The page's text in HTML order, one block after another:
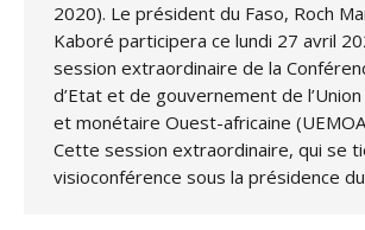
2020). Le président du Faso, Roch
Kaboré participera ce lundi 27 avril
session extraordinaire de la
d’Etat et de gouvernement de
et monétaire Ouest-africaine
Cette session extraordinaire, qui se
visioconférence sous la présidence